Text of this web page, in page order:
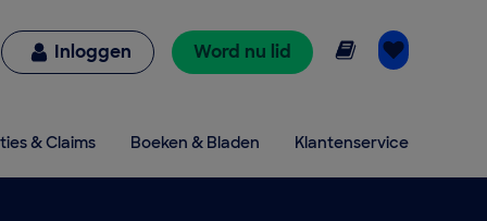
Inloggen Word nu lid Online lezen
& Claims Boeken & Bladen Klantenservice